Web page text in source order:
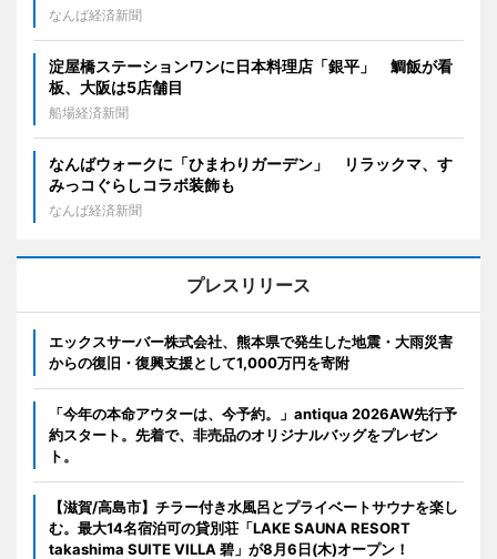
なんば経済新聞
淀屋橋ステーションワンに日本料理店「銀平」 鯛飯が看
板、大阪は5店舗目
船場経済新聞
なんばウォークに「ひまわりガーデン」 リラックマ、す
みっコぐらしコラボ装飾も
なんば経済新聞
プレスリリース
エックスサーバー株式会社、熊本県で発生した地震・大雨災害
からの復旧・復興支援として1,000万円を寄附
「今年の本命アウターは、今予約。」antiqua 2026AW先行予
約スタート。先着で、非売品のオリジナルバッグをプレゼン
ト。
【滋賀/高島市】チラー付き水風呂とプライベートサウナを楽し
む。最大14名宿泊可の貸別荘「LAKE SAUNA RESORT
takashima SUITE VILLA 碧」が8月6日(木)オープン！